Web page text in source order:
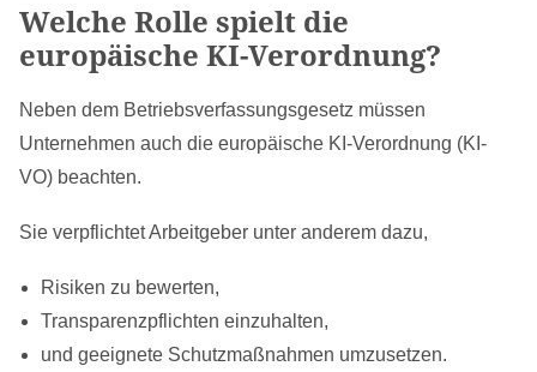
Welche Rolle spielt die
europäische KI-Verordnung?
Neben dem Betriebsverfassungsgesetz müssen
Unternehmen auch die europäische KI-Verordnung (KI-
VO) beachten.
Sie verpflichtet Arbeitgeber unter anderem dazu,
Risiken zu bewerten,
Transparenzpflichten einzuhalten,
und geeignete Schutzmaßnahmen umzusetzen.